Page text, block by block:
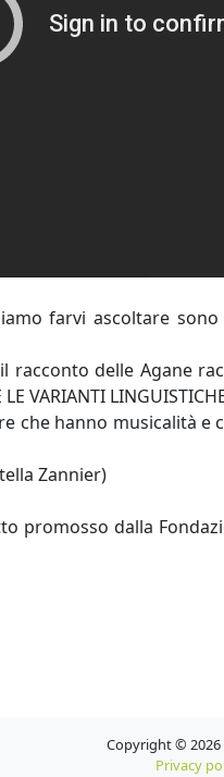
farvi ascoltare
racconto delle Agane
VARIANTI
che hanno musicalità
Zannier)
promosso dalla
Copyright © 2026
Privacy